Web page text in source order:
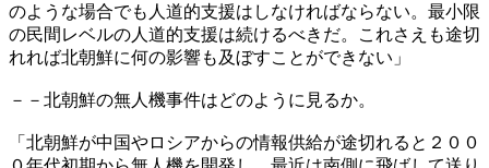
のような場合でも人道的支援はしなければならない。最小限
の民間レベルの人道的支援は続けるべきだ。これさえも途切
れれば北朝鮮に何の影響も及ぼすことができない」
－－北朝鮮の無人機事件はどのように見るか。
「北朝鮮が中国やロシアからの情報供給が途切れると２００